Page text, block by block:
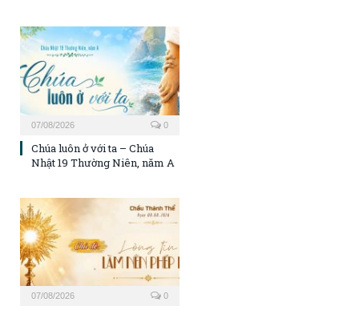
07/08/2026 0
Chúa luôn ở với ta – Chúa
Nhật 19 Thường Niên, năm A
07/08/2026 0